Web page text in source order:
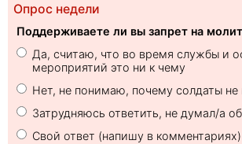
Опрос недели
Поддерживаете ли вы запрет на
Да, считаю, что во время службы и
мероприятий это ни к чему
Нет, не понимаю, почему солдаты не
Затрудняюсь ответить, не думал/а
Свой ответ (напишу в комментариях)